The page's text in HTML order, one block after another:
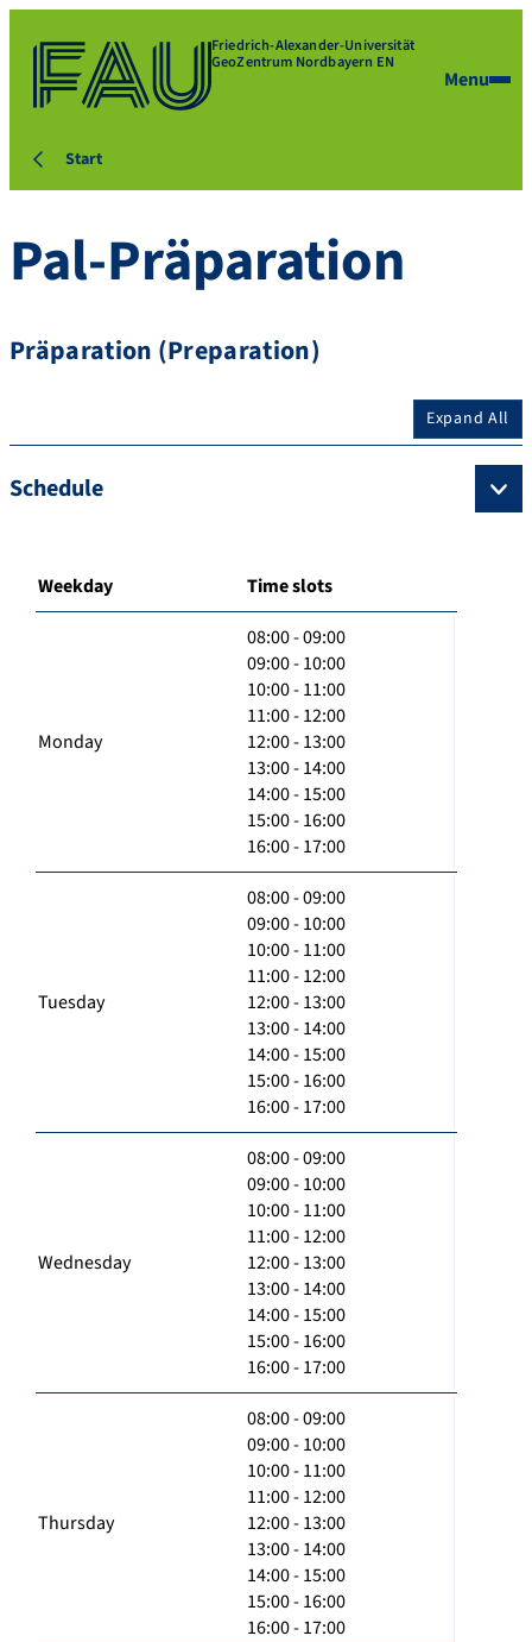
Friedrich-Alexander-Universität
GeoZentrum Nordbayern EN
Menu
Start
Pal-Präparation
Präparation (Preparation)
Expand All
Schedule
Weekday Time slots
Monday
08:00 - 09:00
09:00 - 10:00
10:00 - 11:00
11:00 - 12:00
12:00 - 13:00
13:00 - 14:00
14:00 - 15:00
15:00 - 16:00
16:00 - 17:00
Tuesday
08:00 - 09:00
09:00 - 10:00
10:00 - 11:00
11:00 - 12:00
12:00 - 13:00
13:00 - 14:00
14:00 - 15:00
15:00 - 16:00
16:00 - 17:00
Wednesday
08:00 - 09:00
09:00 - 10:00
10:00 - 11:00
11:00 - 12:00
12:00 - 13:00
13:00 - 14:00
14:00 - 15:00
15:00 - 16:00
16:00 - 17:00
Thursday
08:00 - 09:00
09:00 - 10:00
10:00 - 11:00
11:00 - 12:00
12:00 - 13:00
13:00 - 14:00
14:00 - 15:00
15:00 - 16:00
16:00 - 17:00